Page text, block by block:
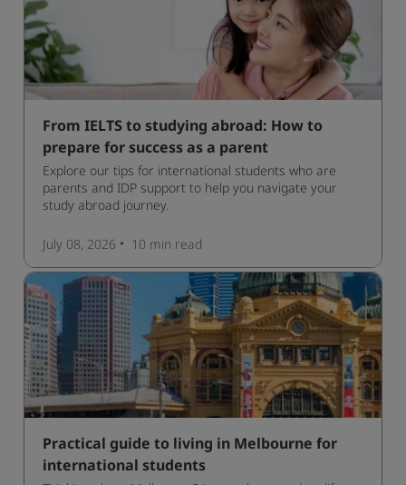
From IELTS to studying abroad: How to
prepare for success as a parent
Explore our tips for international students who are
parents and IDP support to help you navigate your
study abroad journey.
July 08, 2026 10 min read
Practical guide to living in Melbourne for
international students